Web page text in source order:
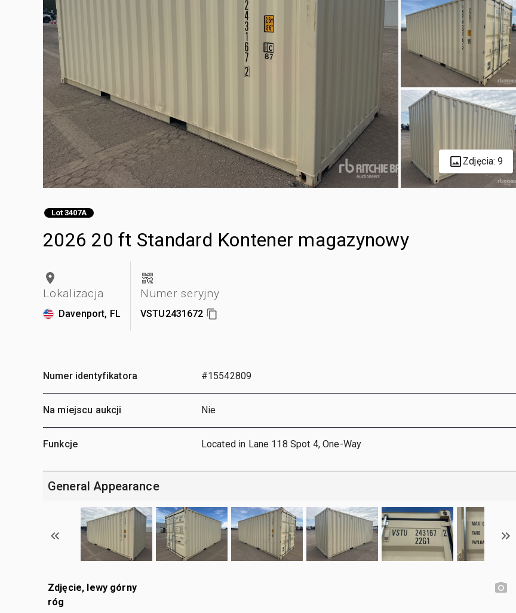
Zdjęcia: 9
Lot 3407A
2026 20 ft Standard Kontener magazynowy
Lokalizacja
Davenport, FL
Numer seryjny
VSTU2431672
Numer identyfikatora #15542809
Na miejscu aukcji Nie
Funkcje Located in Lane 118 Spot 4, One-Way
General Appearance
Zdjęcie, lewy górny
róg